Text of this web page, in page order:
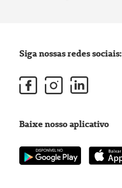
Siga nossas redes sociais:
Baixe nosso aplicativo